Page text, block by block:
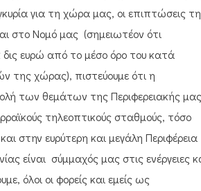
για τη χώρα μας, οι επιπτώσεις
στο Νομό μας (σημειωτέον ότι
δις ευρώ από το μέσο όρο του κατά
της χώρας), πιστεύουμε ότι η
των θεμάτων της Περιφερειακής μας
τηλεοπτικούς σταθμούς, τόσο
στην ευρύτερη και μεγάλη Περιφέρεια
είναι σύμμαχός μας στις ενέργειες
όλοι οι φορείς και εμείς ως